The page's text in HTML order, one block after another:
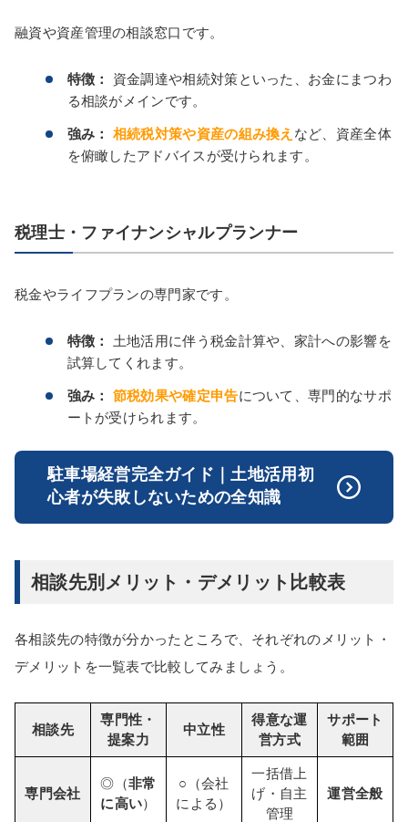
融資や資産管理の相談窓口です。
特徴：
資金調達や相続対策といった、お金にまつわ
る相談がメインです。
強み： 相続税対策や資産の組み換え など、資産全体
を俯瞰したアドバイスが受けられます。
税理士・ファイナンシャルプランナー
税金やライフプランの専門家です。
特徴：
土地活用に伴う税金計算や、家計への影響を
試算してくれます。
強み： 節税効果や確定申告について、専門的なサポ
ートが受けられます。
駐車場経営完全ガイド｜土地活用初
心者が失敗しないための全知識
相談先別メリット・デメリット比較表
各相談先の特徴が分かったところで、それぞれのメリット・
デメリットを一覧表で比較してみましょう。
相談先
専門性・
提案力
中立性
得意な運
営方式
サポート
範囲
専門会社
◎（非常
に高い）
○（会社
による）
一括借上
げ・自主
管理
運営全般